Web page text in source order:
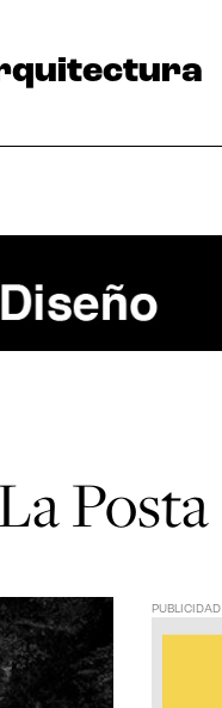
Posta
PUBLICIDAD